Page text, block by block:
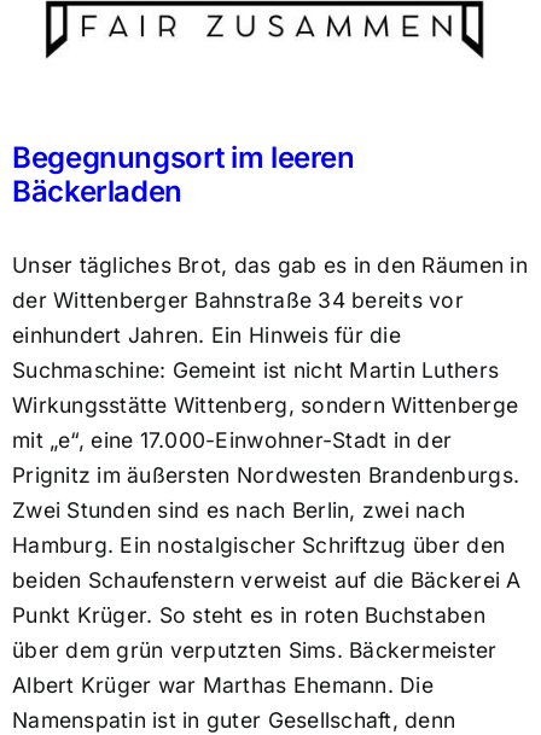
Begegnungsort im leeren
Bäckerladen
Unser tägliches Brot, das gab es in den Räumen in
der Wittenberger Bahnstraße 34 bereits vor
einhundert Jahren. Ein Hinweis für die
Suchmaschine: Gemeint ist nicht Martin Luthers
Wirkungsstätte Wittenberg, sondern Wittenberge
mit „e“, eine 17.000-Einwohner-Stadt in der
Prignitz im äußersten Nordwesten Brandenburgs.
Zwei Stunden sind es nach Berlin, zwei nach
Hamburg. Ein nostalgischer Schriftzug über den
beiden Schaufenstern verweist auf die Bäckerei A
Punkt Krüger. So steht es in roten Buchstaben
über dem grün verputzten Sims. Bäckermeister
Albert Krüger war Marthas Ehemann. Die
Namenspatin ist in guter Gesellschaft, denn